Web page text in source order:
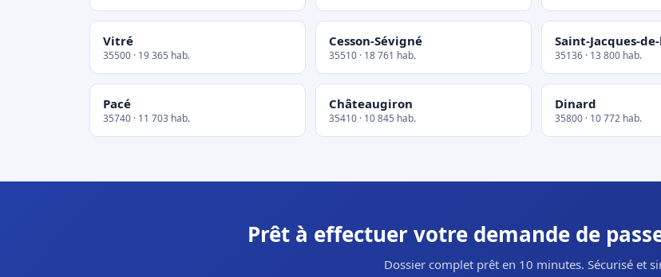
Vitré
35500 · 19 365 hab.
Cesson-Sévigné
35510 · 18 761 hab.
Saint-Jacques-
35136 · 13 800 hab.
Pacé
35740 · 11 703 hab.
Châteaugiron
35410 · 10 845 hab.
Dinard
35800 · 10 772 hab.
Prêt à effectuer votre demande de
Dossier complet prêt en 10 minutes. Sécurisé et